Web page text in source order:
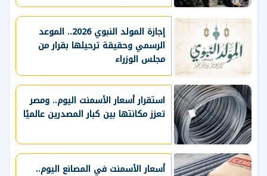
إجازة المولد النبوي 2026.. الموعد
الرسمي وحقيقة ترحيلها بقرار من
مجلس الوزراء
استقرار أسعار الأسمنت اليوم.. ومصر
تعزز مكانتها بين كبار المصدرين عالميًا
أسعار الأسمنت في المصانع اليوم..